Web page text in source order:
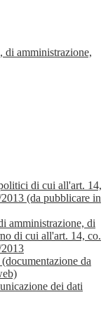
amministrazione,
di cui all'art. 14,
(da pubblicare in
amministrazione, di
di cui all'art. 14, co.
da
dei dati